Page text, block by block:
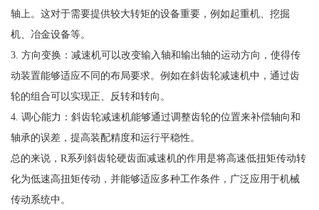
轴上。这对于需要提供较大转矩的设备重要，例如起重机、挖掘
机、冶金设备等。
3. 方向变换：减速机可以改变输入轴和输出轴的运动方向，使得传
动装置能够适应不同的布局要求。例如在斜齿轮减速机中，通过齿
轮的组合可以实现正、反转和转向。
4. 调心能力：斜齿轮减速机能够通过调整齿轮的位置来补偿轴向和
轴承的误差，提高装配精度和运行平稳性。
总的来说，R系列斜齿轮硬齿面减速机的作用是将高速低扭矩传动转
化为低速高扭矩传动，并能够适应多种工作条件，广泛应用于机械
传动系统中。